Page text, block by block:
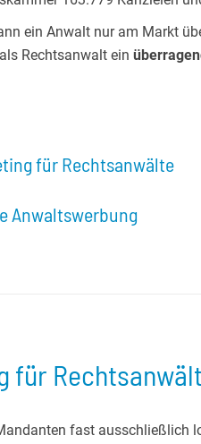
ein Anwalt nur am Markt
Rechtsanwalt ein
für Rechtsanwälte
Anwaltswerbung
für
fast ausschließlich